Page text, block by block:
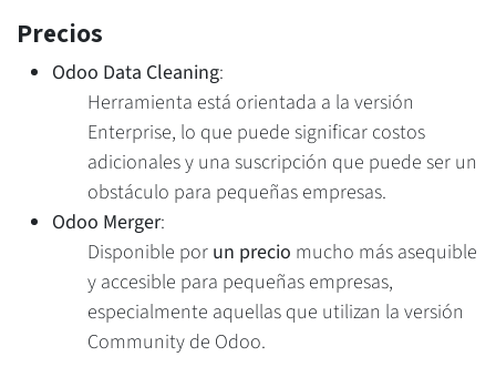
Precios
Odoo Data Cleaning:
Herramienta está orientada a la versión
Enterprise, lo que puede significar costos
adicionales y una suscripción que puede ser un
obstáculo para pequeñas empresas.
Odoo Merger:
Disponible por un precio mucho más asequible
y accesible para pequeñas empresas,
especialmente aquellas que utilizan la versión
Community de Odoo.